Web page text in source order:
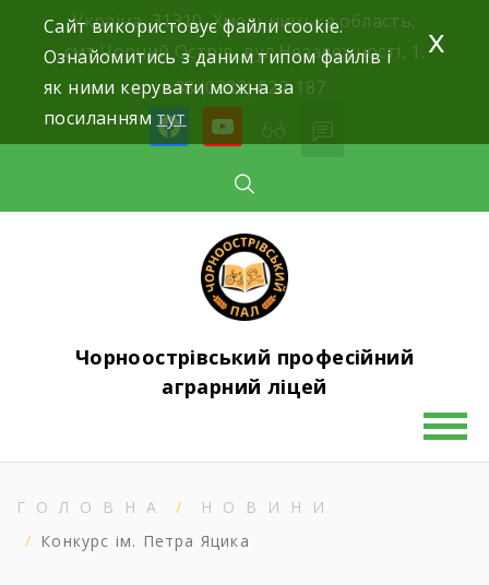
Україна, 31310, Хмельницька область,
смт.Чорний Острів, вул.Незалежності, 1.
+38 (0382) 622-187
facebookyoutube
Чорноострівський професійний
аграрний ліцей
ГОЛОВНА
НОВИНИ
Конкурс ім. Петра Яцика
Сайт використовує файли cookie.
Ознайомитись з даним типом файлів і
як ними керувати можна за
посиланням тут
x